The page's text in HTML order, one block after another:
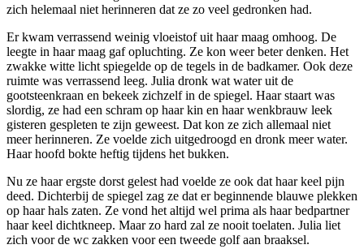
zich helemaal niet herinneren dat ze zo veel gedronken had.
Er kwam verrassend weinig vloeistof uit haar maag omhoog. De
leegte in haar maag gaf opluchting. Ze kon weer beter denken. Het
zwakke witte licht spiegelde op de tegels in de badkamer. Ook deze
ruimte was verrassend leeg. Julia dronk wat water uit de
gootsteenkraan en bekeek zichzelf in de spiegel. Haar staart was
slordig, ze had een schram op haar kin en haar wenkbrauw leek
gisteren gespleten te zijn geweest. Dat kon ze zich allemaal niet
meer herinneren. Ze voelde zich uitgedroogd en dronk meer water.
Haar hoofd bokte heftig tijdens het bukken.
Nu ze haar ergste dorst gelest had voelde ze ook dat haar keel pijn
deed. Dichterbij de spiegel zag ze dat er beginnende blauwe plekken
op haar hals zaten. Ze vond het altijd wel prima als haar bedpartner
haar keel dichtkneep. Maar zo hard zal ze nooit toelaten. Julia liet
zich voor de wc zakken voor een tweede golf aan braaksel.